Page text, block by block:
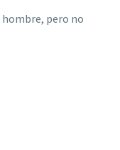
hombre, pero no